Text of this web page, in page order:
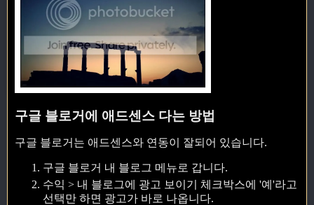
구글 블로거에 애드센스 다는 방법
구글 블로거는 애드센스와 연동이 잘되어 있습니다.
구글 블로거 내 블로그 메뉴로 갑니다.
수익 > 내 블로그에 광고 보이기 체크박스에 '예'라고
선택만 하면 광고가 바로 나옵니다.